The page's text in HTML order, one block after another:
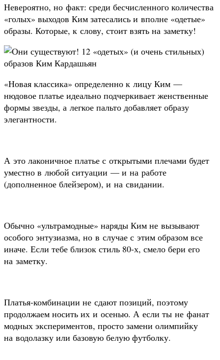
Невероятно, но факт: среди бесчисленного количества
«голых» выходов Ким затесались и вполне «одетые»
образы. Которые, к слову, стоит взять на заметку!
«Новая классика» определенно к лицу Ким —
нюдовое платье идеально подчеркивает женственные
формы звезды, а легкое пальто добавляет образу
элегантности.
А это лаконичное платье с открытыми плечами будет
уместно в любой ситуации — и на работе
(дополненное блейзером), и на свидании.
Обычно «ультрамодные» наряды Ким не вызывают
особого энтузиазма, но в случае с этим образом все
иначе. Если тебе близок стиль 80-х, смело бери его
на заметку.
Платья-комбинации не сдают позиций, поэтому
продолжаем носить их и осенью. А если ты не фанат
модных экспериментов, просто замени олимпийку
на водолазку или базовую белую футболку.